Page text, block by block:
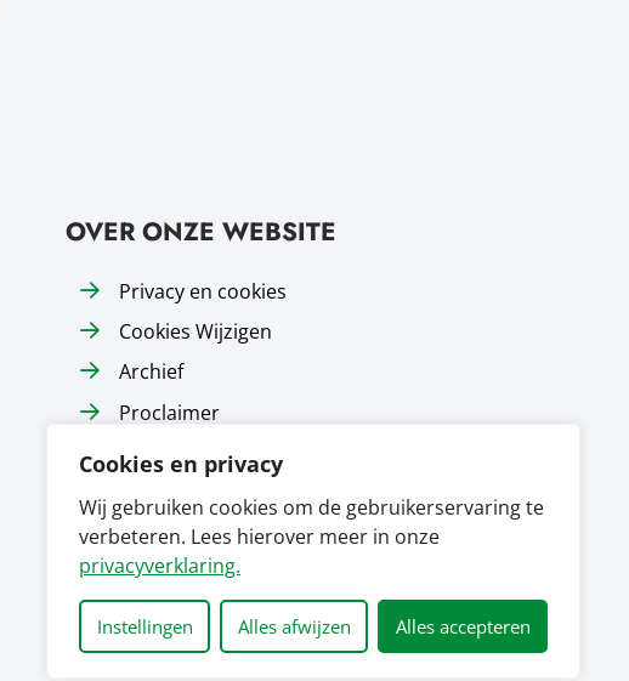
Cookies en privacy
Wij gebruiken cookies om de gebruikerservaring te
verbeteren. Lees hierover meer in onze
privacyverklaring.
Instellingen Alles afwijzen Alles accepteren
OVER ONZE WEBSITE
Privacy en cookies
Cookies Wijzigen
Archief
Proclaimer
Responsible disclosure
Toegankelijkheid
Sitemap